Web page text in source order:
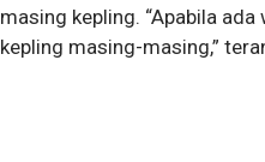
masing kepling. “Apabila
kepling masing-masing,”